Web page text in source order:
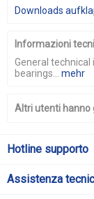
Downloads
Informazioni
General
bearings... mehr
Altri utenti hanno
Hotline supporto
Assistenza